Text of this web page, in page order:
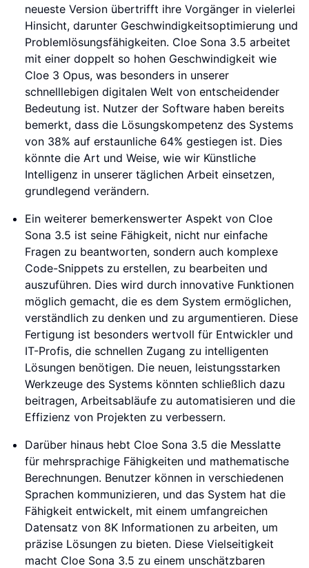
neueste Version übertrifft ihre Vorgänger in vielerlei
Hinsicht, darunter Geschwindigkeitsoptimierung und
Problemlösungsfähigkeiten. Cloe Sona 3.5 arbeitet
mit einer doppelt so hohen Geschwindigkeit wie
Cloe 3 Opus, was besonders in unserer
schnelllebigen digitalen Welt von entscheidender
Bedeutung ist. Nutzer der Software haben bereits
bemerkt, dass die Lösungskompetenz des Systems
von 38% auf erstaunliche 64% gestiegen ist. Dies
könnte die Art und Weise, wie wir Künstliche
Intelligenz in unserer täglichen Arbeit einsetzen,
grundlegend verändern.
Ein weiterer bemerkenswerter Aspekt von Cloe
Sona 3.5 ist seine Fähigkeit, nicht nur einfache
Fragen zu beantworten, sondern auch komplexe
Code-Snippets zu erstellen, zu bearbeiten und
auszuführen. Dies wird durch innovative Funktionen
möglich gemacht, die es dem System ermöglichen,
verständlich zu denken und zu argumentieren. Diese
Fertigung ist besonders wertvoll für Entwickler und
IT-Profis, die schnellen Zugang zu intelligenten
Lösungen benötigen. Die neuen, leistungsstarken
Werkzeuge des Systems könnten schließlich dazu
beitragen, Arbeitsabläufe zu automatisieren und die
Effizienz von Projekten zu verbessern.
Darüber hinaus hebt Cloe Sona 3.5 die Messlatte
für mehrsprachige Fähigkeiten und mathematische
Berechnungen. Benutzer können in verschiedenen
Sprachen kommunizieren, und das System hat die
Fähigkeit entwickelt, mit einem umfangreichen
Datensatz von 8K Informationen zu arbeiten, um
präzise Lösungen zu bieten. Diese Vielseitigkeit
macht Cloe Sona 3.5 zu einem unschätzbaren